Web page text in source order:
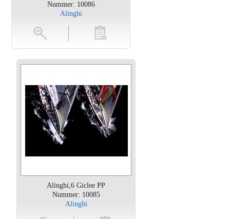
Nummer: 10086
Alinghi
toevoegen
Alinghi,6 Giclee PP
Nummer: 10085
Alinghi